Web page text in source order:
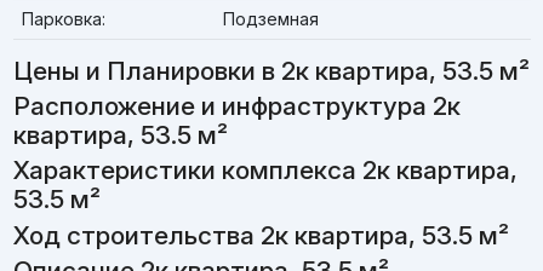
Парковка:
Подземная
Цены и Планировки в 2к квартира, 53.5 м²
Расположение и инфраструктура 2к
квартира, 53.5 м²
Характеристики комплекса 2к квартира,
53.5 м²
Ход строительства 2к квартира, 53.5 м²